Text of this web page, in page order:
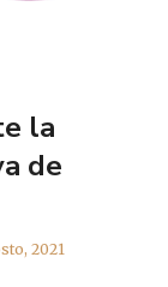
la
de
2021